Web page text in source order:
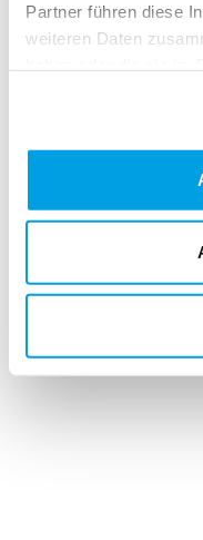
Partner führen diese
weiteren Daten